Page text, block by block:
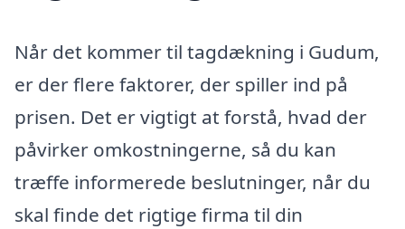
Når det kommer til tagdækning i Gudum,
er der flere faktorer, der spiller ind på
prisen. Det er vigtigt at forstå, hvad der
påvirker omkostningerne, så du kan
træffe informerede beslutninger, når du
skal finde det rigtige firma til din